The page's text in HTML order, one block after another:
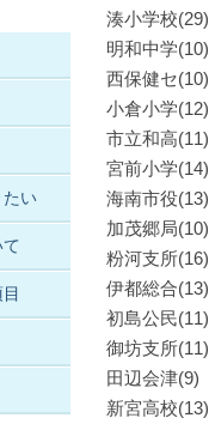
湊小学校(29)
明和中学(10)
西保健セ(10)
小倉小学(12)
市立和高(11)
宮前小学(14)
海南市役(13)
加茂郷局(10)
粉河支所(16)
伊都総合(13)
初島公民(11)
御坊支所(11)
田辺会津(9)
新宮高校(13)
たい